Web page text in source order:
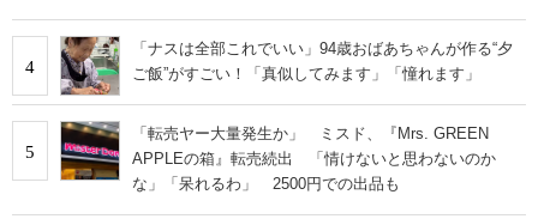
4
「ナスは全部これでいい」94歳おばあちゃんが作る“夕
ご飯”がすごい！「真似してみます」「憧れます」
5
「転売ヤー大量発生か」 ミスド、『Mrs. GREEN
APPLEの箱』転売続出 「情けないと思わないのか
な」「呆れるわ」 2500円での出品も